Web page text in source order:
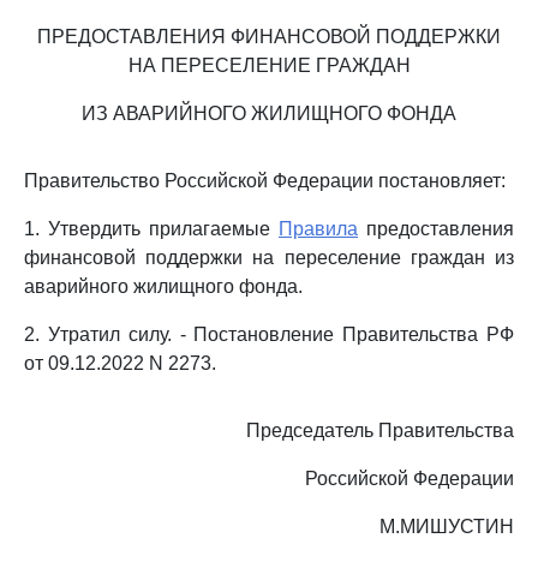
ПРЕДОСТАВЛЕНИЯ ФИНАНСОВОЙ ПОДДЕРЖКИ
НА ПЕРЕСЕЛЕНИЕ ГРАЖДАН
ИЗ АВАРИЙНОГО ЖИЛИЩНОГО ФОНДА
Правительство Российской Федерации постановляет:
1. Утвердить прилагаемые Правила предоставления
финансовой поддержки на переселение граждан из
аварийного жилищного фонда.
2. Утратил силу. - Постановление Правительства РФ
от 09.12.2022 N 2273.
Председатель Правительства
Российской Федерации
М.МИШУСТИН